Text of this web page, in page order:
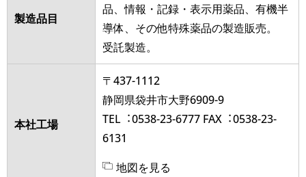
製造品目
品、情報・記録・表⽰⽤薬品、有機半
導体、その他特殊薬品の製造販売。
受託製造。
本社⼯場
〒437-1112
静岡県袋井市⼤野6909-9
TEL︓0538-23-6777 FAX︓0538-23-
6131
地図を⾒る